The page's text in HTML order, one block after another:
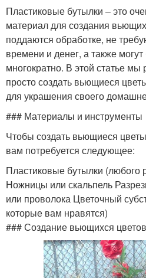
Пластиковые бутылки – это
материал для создания
поддаются обработке, не
времени и денег, а также
многократно. В этой статье мы
просто создать вьющиеся
для украшения своего
### Материалы и инструменты
Чтобы создать вьющиеся
вам потребуется следующее:
Пластиковые бутылки (любого
Ножницы или скальпель
или проволока Цветочный
которые вам нравятся)
### Создание вьющихся цветов